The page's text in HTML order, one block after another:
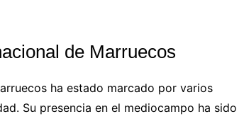
de Marruecos
ha estado marcado por varios
Su presencia en el mediocampo ha sido